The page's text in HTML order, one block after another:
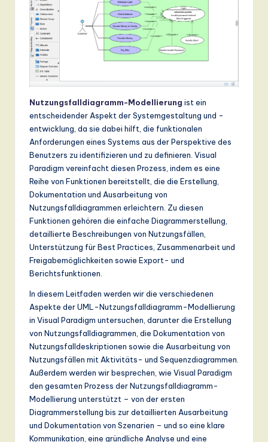
in
A
o
ft
w
d
D
ig
it
In
o
Nutzungsfalldiagramm-Modellierung ist ein
entscheidender Aspekt der Systemgestaltung und -
entwicklung, da sie dabei hilft, die funktionalen
Anforderungen eines Systems aus der Perspektive des
Benutzers zu identifizieren und zu definieren. Visual
Paradigm vereinfacht diesen Prozess, indem es eine
Reihe von Funktionen bereitstellt, die die Erstellung,
Dokumentation und Ausarbeitung von
Nutzungsfalldiagrammen erleichtern. Zu diesen
Funktionen gehören die einfache Diagrammerstellung,
detaillierte Beschreibungen von Nutzungsfällen,
Unterstützung für Best Practices, Zusammenarbeit und
Freigabemöglichkeiten sowie Export- und
Berichtsfunktionen.
In diesem Leitfaden werden wir die verschiedenen
Aspekte der UML-Nutzungsfalldiagramm-Modellierung
in Visual Paradigm untersuchen, darunter die Erstellung
von Nutzungsfalldiagrammen, die Dokumentation von
Nutzungsfalldeskriptionen sowie die Ausarbeitung von
Nutzungsfällen mit Aktivitäts- und Sequenzdiagrammen.
Außerdem werden wir besprechen, wie Visual Paradigm
den gesamten Prozess der Nutzungsfalldiagramm-
Modellierung unterstützt – von der ersten
Diagrammerstellung bis zur detaillierten Ausarbeitung
und Dokumentation von Szenarien – und so eine klare
Kommunikation, eine gründliche Analyse und eine